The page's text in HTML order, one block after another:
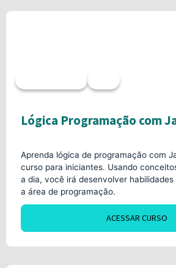
Lógica Programação com
Aprenda lógica de programação com
curso para iniciantes. Usando
a dia, você irá desenvolver
a área de programação.
ACESSAR CURSO